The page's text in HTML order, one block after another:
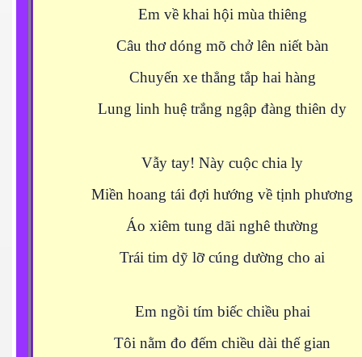
Em về khai hội mùa thiêng
Câu thơ dóng mõ chở lên niết bàn
Chuyến xe thẳng tắp hai hàng
Lung linh huệ trắng ngập đàng thiên dy
Vẫy tay! Này cuộc chia ly
Miền hoang tái đợi hướng về tịnh phương
Áo xiêm tung dãi nghê thường
Trái tim dỹ lỡ cúng dường cho ai
Em ngồi tím biếc chiều phai
Tôi nằm đo đếm chiều dài thế gian